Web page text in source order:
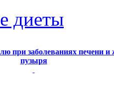
диеты
при заболеваниях печени и
пузыря